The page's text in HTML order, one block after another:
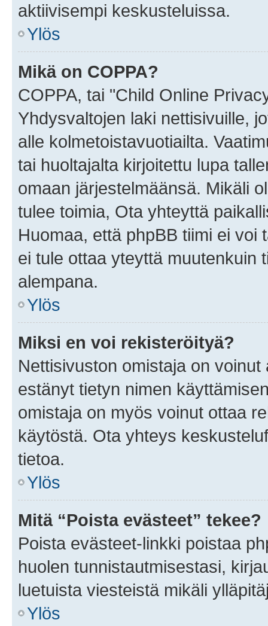
aktiivisempi keskusteluissa.
Ylös
Mikä on COPPA?
COPPA, tai "Child Online
Yhdysvaltojen laki nettisivuille,
alle kolmetoistavuotiailta.
tai huoltajalta kirjoitettu lupa
omaan järjestelmäänsä. Mikäli
tulee toimia, Ota yhteyttä
Huomaa, että phpBB tiimi ei
ei tule ottaa yteyttä muutenkuin
alempana.
Ylös
Miksi en voi rekisteröityä?
Nettisivuston omistaja on
estänyt tietyn nimen
omistaja on myös voinut ottaa
käytöstä. Ota yhteys
tietoa.
Ylös
Mitä “Poista evästeet” tekee?
Poista evästeet-linkki poistaa
huolen tunnistautmisestasi,
luetuista viesteistä mikäli
Ylös